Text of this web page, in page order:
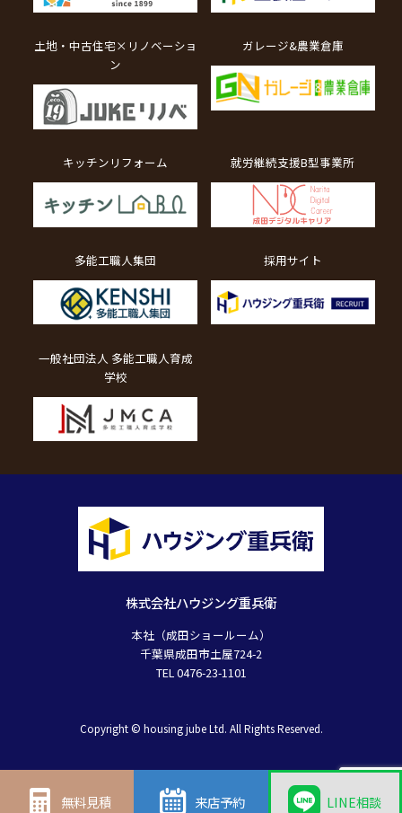
株式会社ハウジング重兵衛
本社（成田ショールーム）
千葉県成田市土屋724-2
TEL 0476-23-1101
土地・中古住宅×リノベーショ
ン
ガレージ&農業倉庫
キッチンリフォーム 就労継続支援B型事業所
多能工職人集団 採用サイト
一般社団法人 多能工職人育成
学校
Copyright © housing jube Ltd. All Rights Reserved.
無料見積 来店予約 LINE相談